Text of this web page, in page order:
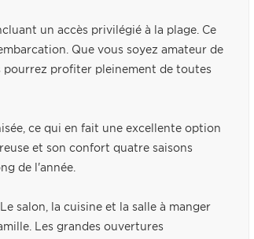
un accès privilégié à la plage. Ce
Que vous soyez amateur de
pourrez profiter pleinement de toutes
ce qui en fait une excellente option
et son confort quatre saisons
de l'année.
salon, la cuisine et la salle à manger
Les grandes ouvertures